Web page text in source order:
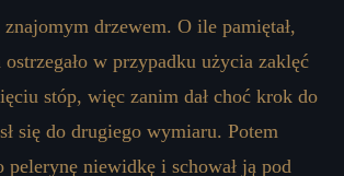
znajomym drzewem. O ile pamiętał,
w przypadku użycia zaklęć
stóp, więc zanim dał choć krok do
się do drugiego wymiaru. Potem
pelerynę niewidkę i schował ją pod